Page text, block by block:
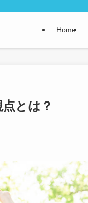
Home
とは？